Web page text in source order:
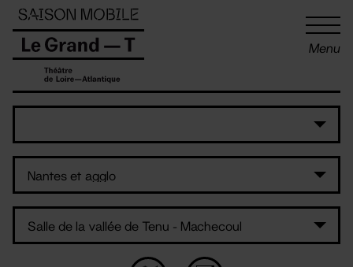
Menu
Panneau de gestion des cookies